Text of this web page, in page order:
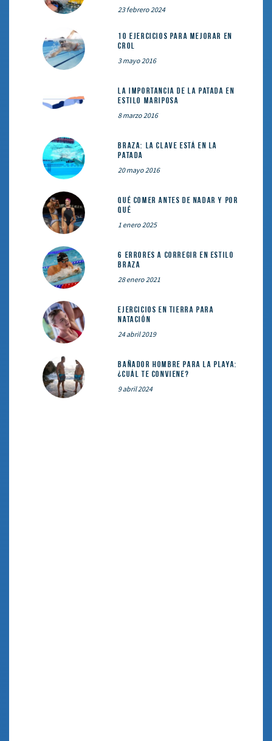
23 febrero 2024
10 ejercicios para mejorar en
crol
3 mayo 2016
La importancia de la patada en
estilo mariposa
8 marzo 2016
Braza: la clave está en la
patada
20 mayo 2016
Qué comer ANTES de nadar y por
qué
1 enero 2025
6 errores a corregir en estilo
braza
28 enero 2021
Ejercicios en tierra para
natación
24 abril 2019
Bañador hombre para la playa:
¿cuál te conviene?
9 abril 2024